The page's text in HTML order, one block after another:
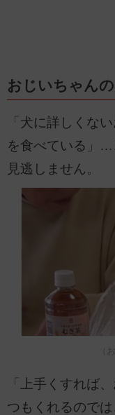
おじいちゃん
「犬に詳しくな
を食べている」…
見逃しません。
（
「上手くすれば
つもくれるので